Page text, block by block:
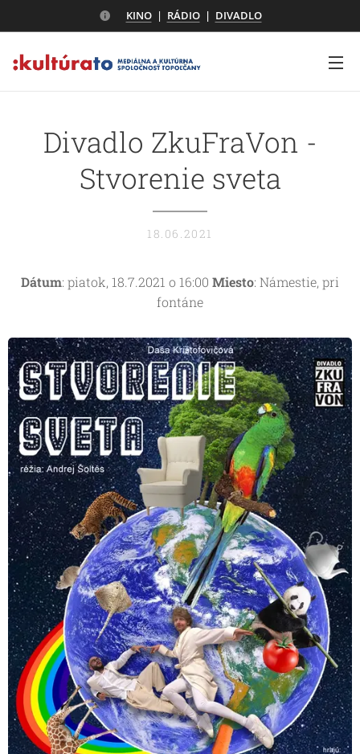
KINO| RÁDIO| DIVADLO
Divadlo ZkuFraVon -
Stvorenie sveta
18.06.2021
Dátum: piatok, 18.7.2021 o 16:00 Miesto: Námestie, pri
fontáne